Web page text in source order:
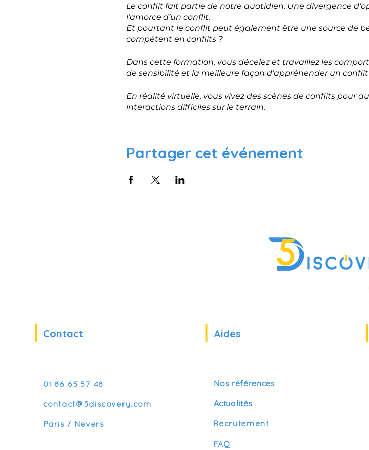
Le conflit fait partie de notre quotidien. Une divergence
l’amorce d’un conflit.
Et pourtant le conflit peut également être une source de
compétent en conflits ?
Dans cette formation, vous décelez et travaillez les
de sensibilité et la meilleure façon d’appréhender un
En réalité virtuelle, vous vivez des scènes de conflits pour
interactions difficiles sur le terrain.
Partager cet événement
Contact
01 86 65 57 48
contact@5discovery.com
Paris / Nevers
Aides
Nos références
Actualités
Recrutement
FAQ